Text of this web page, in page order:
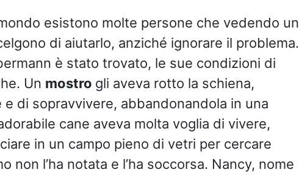
esistono molte persone che vedendo un
di aiutarlo, anziché ignorare il problema.
è stato trovato, le sue condizioni di
Un mostro gli aveva rotto la schiena,
di sopravvivere, abbandonandola in una
cane aveva molta voglia di vivere,
in un campo pieno di vetri per cercare
non l’ha notata e l’ha soccorsa. Nancy, nome